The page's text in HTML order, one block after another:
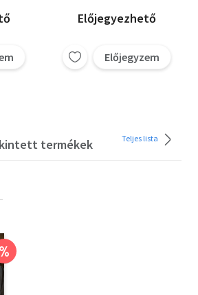
Előjegyezhető
Előjegyzem
termékek Teljes lista
%